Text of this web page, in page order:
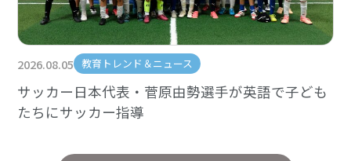
2026.08.05 教育トレンド＆ニュース
サッカー日本代表・菅原由勢選手が英語で子ども
たちにサッカー指導